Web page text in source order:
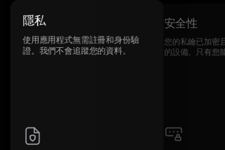
隱私
使用應用程式無需註冊和身份驗
證。我們不會追蹤您的資料。
安全性
您的私鑰已加密
的設備。只有您